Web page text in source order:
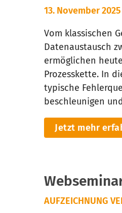
13. November
Vom klassischen
Datenaustausch
ermöglichen
Prozesskette. In
typische
beschleunigen
Jetzt mehr
AUFZEICHNUNG